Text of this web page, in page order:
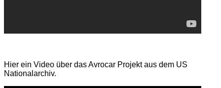
Hier ein Video über das Avrocar Projekt aus dem US
Nationalarchiv.